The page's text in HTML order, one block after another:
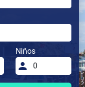
Niños